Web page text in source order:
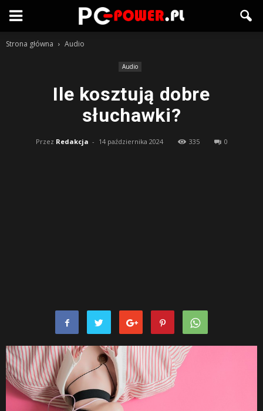
Strona główna Audio
Audio
Ile kosztują dobre
słuchawki?
Przez Redakcja - 14 października 2024 335 0